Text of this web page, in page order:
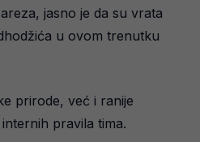
jasno je da su vrata
u ovom trenutku
prirode, već i ranije
pravila tima.